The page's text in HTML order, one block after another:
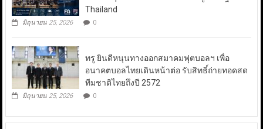
Thailand
มิถุนายน 25, 2026 0
ทรู ยินดีหนุนทางออกสมาคมฟุตบอลฯ เพื่อ
อนาคตบอลไทยเดินหน้าต่อ รับสิทธิ์ถ่ายทอดสด
ทีมชาติไทยถึงปี 2572
มิถุนายน 25, 2026 0